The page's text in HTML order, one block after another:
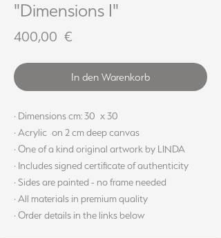
"Dimensions I"
400,00 €
In den Warenkorb
· Dimensions cm: 30 x 30
· Acrylic on 2 cm deep canvas
· One of a kind original artwork by LINDA
· Includes signed certificate of authenticity
· Sides are painted - no frame needed
· All materials in premium quality
· Order details in the links below